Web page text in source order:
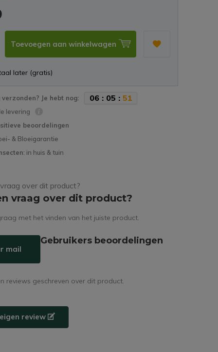
Toevoegen aan winkelwagen
later (gratis)
Je hebt nog: 06: 05 : 50
levering
beoordelingen
& Bloeigarantie
: in huis & tuin
vraag over dit product?
met het vinden van het juiste product.
mail
Gebruikers beoordelingen
reviews geschreven over dit product.
review